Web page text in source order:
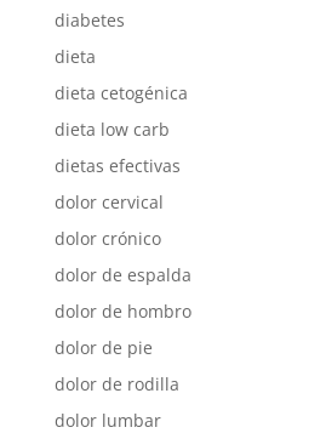
diabetes
dieta
dieta cetogénica
dieta low carb
dietas efectivas
dolor cervical
dolor crónico
dolor de espalda
dolor de hombro
dolor de pie
dolor de rodilla
dolor lumbar